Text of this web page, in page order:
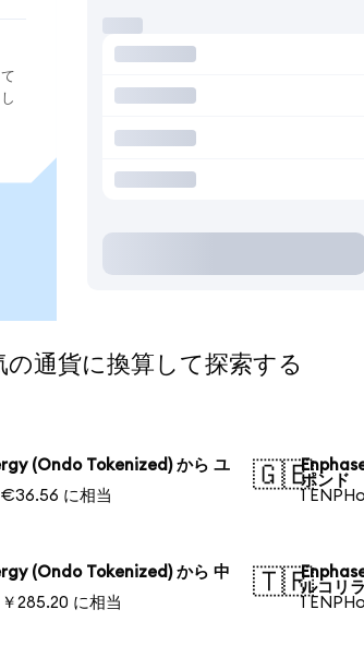
貨に換算して探索する
(Ondo Tokenized) から ユ
€36.56 に相当
🇬🇧ポンド
1
(Ondo Tokenized) から 中
285.20 に相当
🇹🇷ルコリラ
1